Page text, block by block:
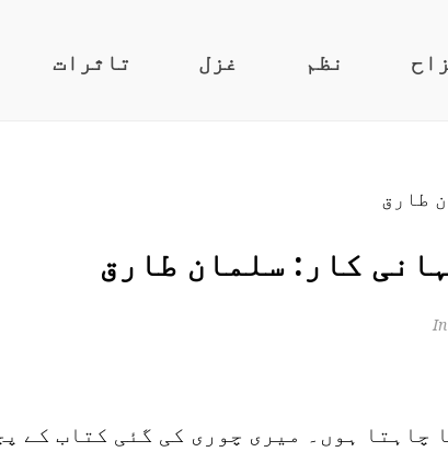
تاثرات غزل نظم
کار: سلمان طارق
چاہتا ہوں۔ میری چوری کی گئی کتاب کے